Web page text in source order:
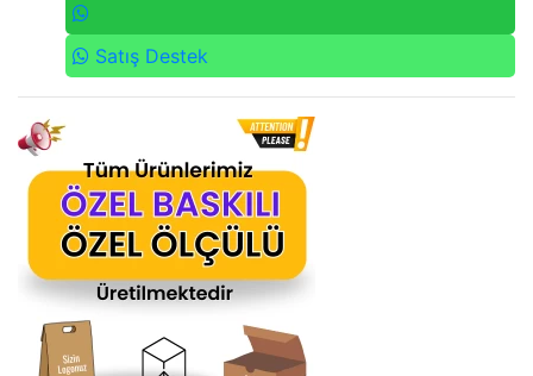
Satış Destek